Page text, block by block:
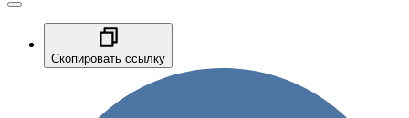
Скопировать ссылку